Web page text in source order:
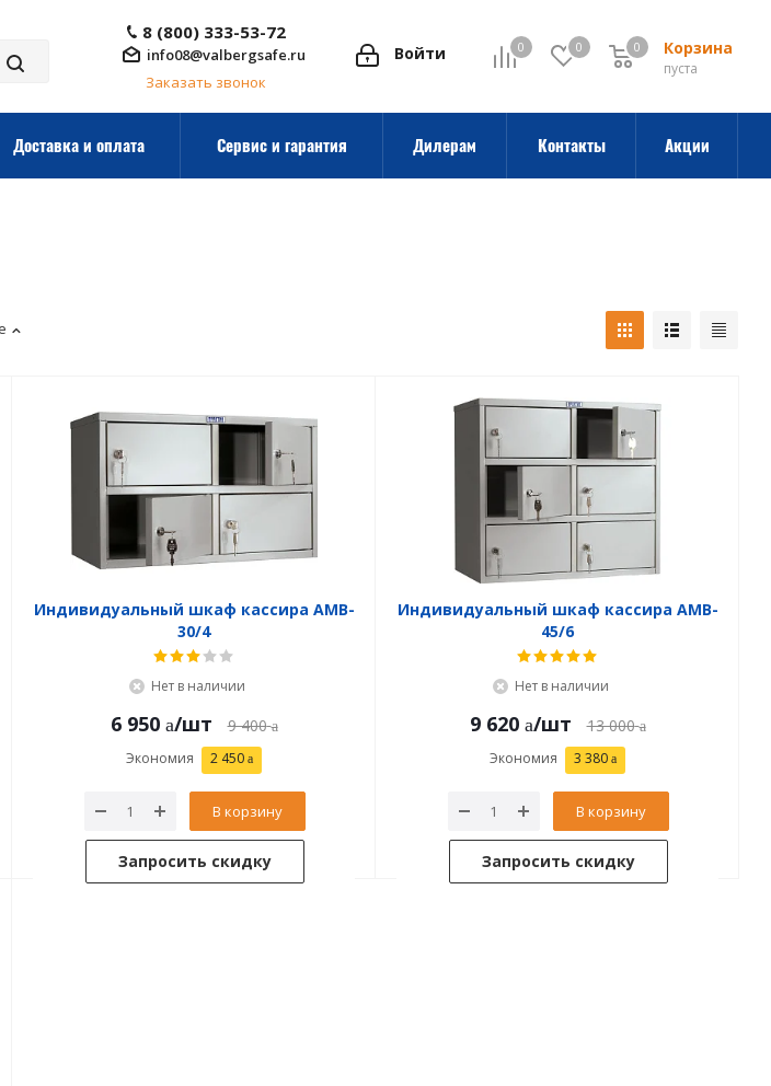
0 0 Корзина
0
пуста
0
Войти
8 (800) 333-53-72
info08@valbergsafe.ru
Заказать звонок
Доставка и оплата Сервис и гарантия Дилерам Контакты Акции
Индивидуальный шкаф кассира AMB-
30/4
Нет в наличии
6 950 /шт 9 400
Экономия 2 450
В корзину
Запросить скидку
Индивидуальный шкаф кассира AMB-
45/6
Нет в наличии
9 620 /шт 13 000
Экономия 3 380
В корзину
Запросить скидку